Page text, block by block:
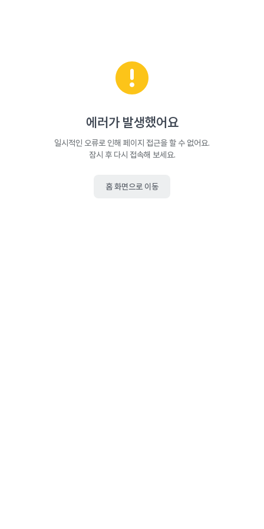
에러가 발생했어요
일시적인 오류로 인해 페이지 접근을 할 수 없어요.
잠시 후 다시 접속해 보세요.
홈 화면으로 이동